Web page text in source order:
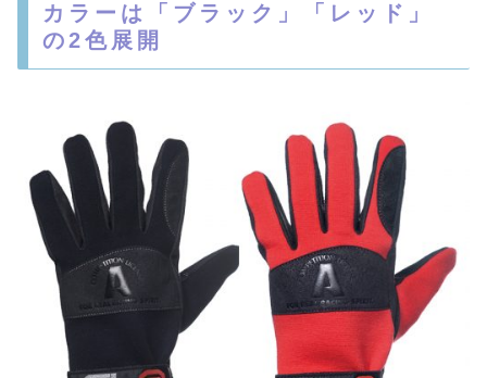
カラーは「ブラック」「レッド」
の2色展開